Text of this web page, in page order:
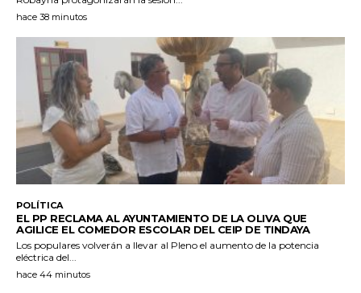
hace 38 minutos
POLÍTICA
EL PP RECLAMA AL AYUNTAMIENTO DE LA OLIVA QUE
AGILICE EL COMEDOR ESCOLAR DEL CEIP DE TINDAYA
Los populares volverán a llevar al Pleno el aumento de la potencia
eléctrica del...
hace 44 minutos